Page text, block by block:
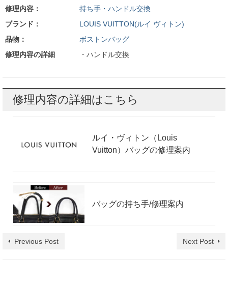
修理内容：
持ち手・ハンドル交換
ブランド：
LOUIS VUITTON(ルイ ヴィトン)
品物：
ボストンバッグ
修理内容の詳細
・ハンドル交換
修理内容の詳細はこちら
ルイ・ヴィトン（Louis
Vuitton）バッグの修理案内
バッグの持ち手/修理案内
Previous Post Next Post